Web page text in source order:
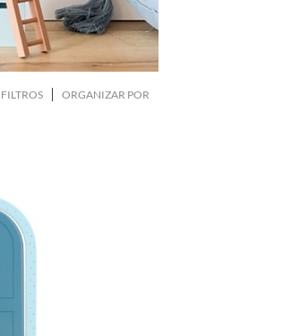
FILTROS ORGANIZAR POR